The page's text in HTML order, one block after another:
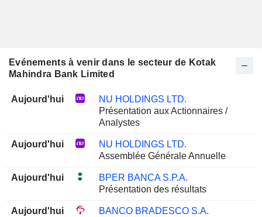
Evénements à venir dans le secteur de Kotak
Mahindra Bank Limited
Aujourd'hui
NU HOLDINGS LTD.
Présentation aux Actionnaires /
Analystes
Aujourd'hui
NU HOLDINGS LTD.
Assemblée Générale Annuelle
Aujourd'hui
BPER BANCA S.P.A.
Présentation des résultats
Aujourd'hui
BANCO BRADESCO S.A.